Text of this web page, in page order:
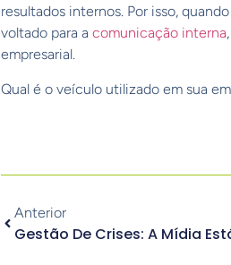
resultados internos. Por isso,
voltado para a comunicação interna
empresarial.
Qual é o veículo utilizado em sua
Anterior